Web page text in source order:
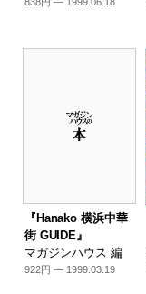
838円 — 1999.06.18
『Hanako 横浜中華
街 GUIDE』
マガジンハウス 編
922円 — 1999.03.19